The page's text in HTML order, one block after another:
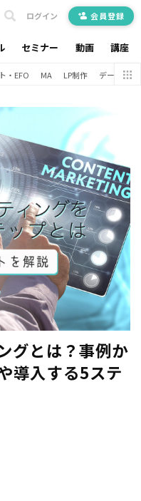
セミナー 動画 講座
ログイン 会員登録
・EFO MA LP制作 データ分析
グとは？事例か
導入する5ステ